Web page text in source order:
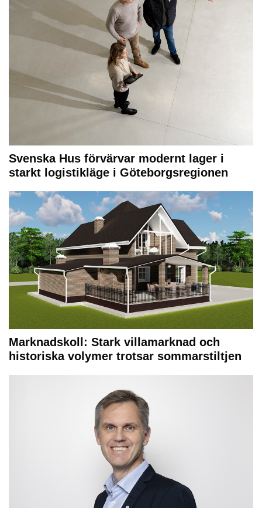
Svenska Hus förvärvar modernt lager i
starkt logistikläge i Göteborgsregionen
Marknadskoll: Stark villamarknad och
historiska volymer trotsar sommarstiltjen